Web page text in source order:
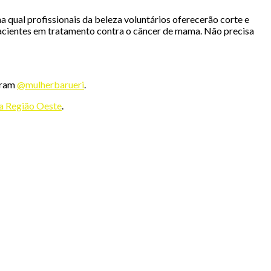
qual profissionais da beleza voluntários oferecerão corte e
em tratamento contra o câncer de mama. Não precisa
@mulherbarueri.
Região Oeste.